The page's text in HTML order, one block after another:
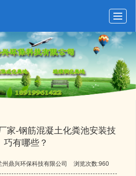
化粪池展示关于鼎兴留言反馈联系我们 LBS
家​-钢筋混凝土化粪池安装技
巧有哪些？
州鼎兴环保科技有限公司 浏览次数:960